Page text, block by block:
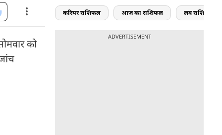
को
करियर राशिफल आज का राशिफल लव राशिफल
ADVERTISEMENT